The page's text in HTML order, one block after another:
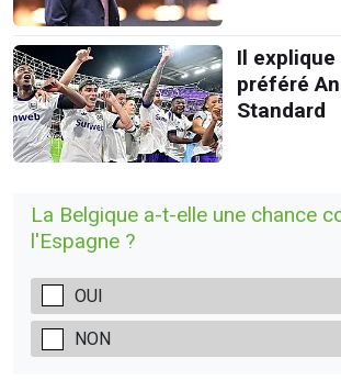
Il
préféré
Standard
La Belgique a-t-elle une chance
l'Espagne ?
OUI
NON